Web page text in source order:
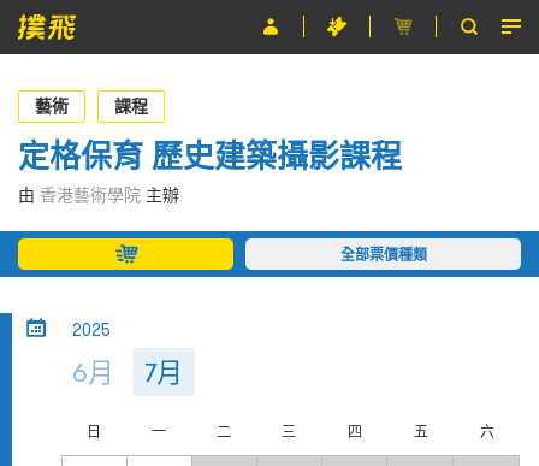
節目
主辦單位
關於撲飛
條款及細則
藝術 課程
定格保育 歷史建築攝影課程
由 香港藝術學院 主辦
全部票價種類
2025
6月 7月
日 一 二 三 四 五 六